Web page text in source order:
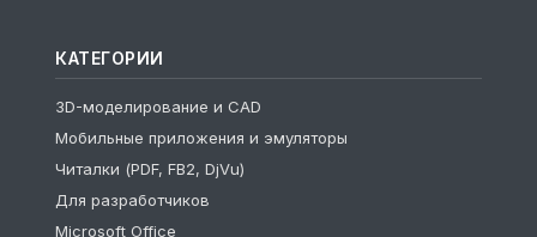
КАТЕГОРИИ
3D-моделирование и CAD
Мобильные приложения и эмуляторы
Читалки (PDF, FB2, DjVu)
Для разработчиков
Microsoft Office